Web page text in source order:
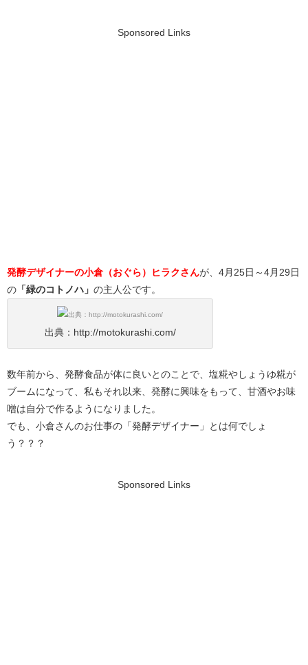
Sponsored Links
発酵デザイナーの小倉（おぐら）ヒラクさんが、4月25日～4月29日
の 「緑のコトノハ」 の主人公です。
出典：http://motokurashi.com/
数年前から、発酵食品が体に良いとのことで、塩糀やしょうゆ糀が
ブームになって、私もそれ以来、発酵に興味をもって、甘酒やお味
噌は自分で作るようになりました。
でも、小倉さんのお仕事の「発酵デザイナー」とは何でしょ
う？？？
Sponsored Links